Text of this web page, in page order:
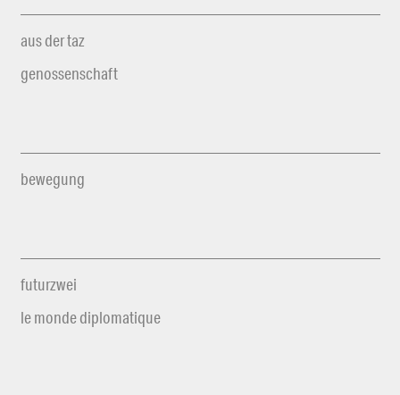
aus der taz
genossenschaft
bewegung
futurzwei
le monde diplomatique